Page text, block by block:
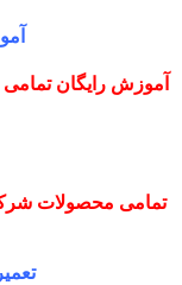
آموزش رایگان
تمامی محصولات